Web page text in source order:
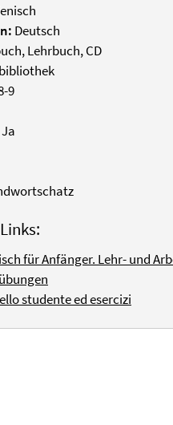
Deutsch
Lehrbuch, CD
9
Ja
für Anfänger. Lehr- und
studente ed esercizi